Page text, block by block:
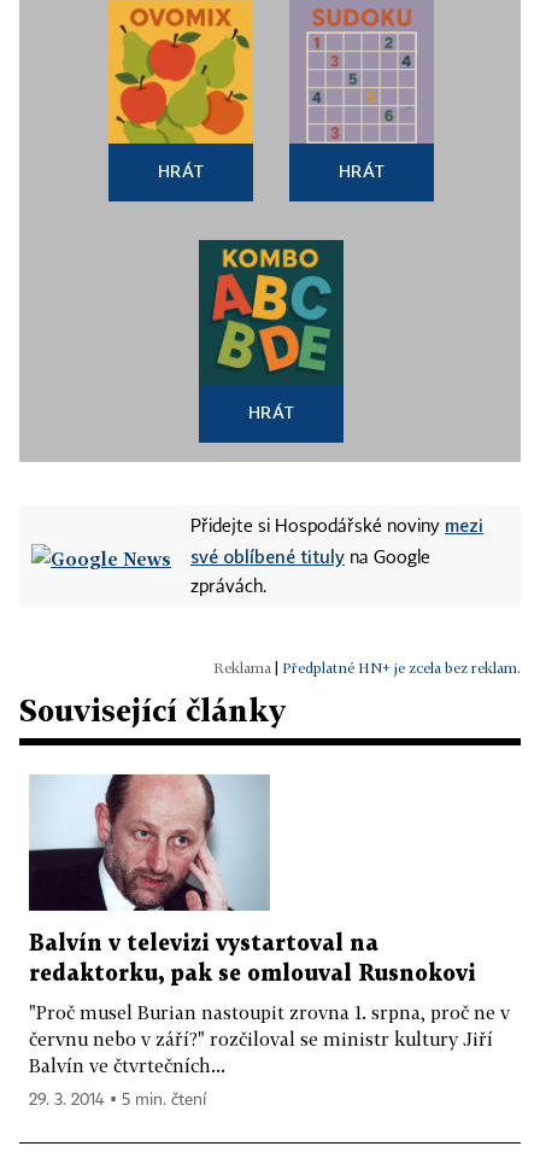
HRÁT HRÁT
HRÁT
Přidejte si Hospodářské noviny mezi
své oblíbené tituly na Google
zprávách.
Předplatné HN+ je zcela bez reklam.
Související články
Balvín v televizi vystartoval na
redaktorku, pak se omlouval Rusnokovi
"Proč musel Burian nastoupit zrovna 1. srpna, proč ne v
červnu nebo v září?" rozčiloval se ministr kultury Jiří
Balvín ve čtvrtečních...
29. 3. 2014 ▪ 5 min. čtení